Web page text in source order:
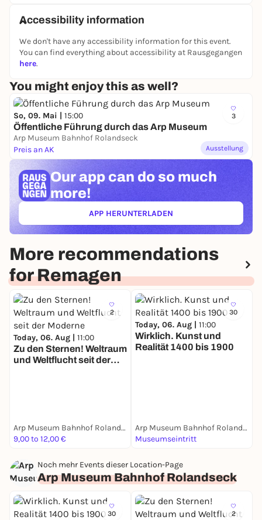
Accessibility information
We don't have any accessibility information for this event.
You can find everything about accessibility at Rausgegangen
here.
You might enjoy this as well?
3
So, 09. Mai | 15:00
Öffentliche Führung durch das Arp Museum
Arp Museum Bahnhof Rolandseck
Preis an AK
Ausstellung
Our app can do so much
more!
APP HERUNTERLADEN(ÖFFNET IN NEUEM TAB)
More recommendations
for Remagen
2
Today, 06. Aug | 11:00
Zu den Sternen! Weltraum
und Weltflucht seit der
Arp Museum Bahnhof Rolandseck
9,00 to 12,00 €
30
Today, 06. Aug | 11:00
Wirklich. Kunst und
Realität 1400 bis 1900
Arp Museum Bahnhof Rolandseck
Museumseintritt
Noch mehr Events dieser Location-Page
Arp Museum Bahnhof Rolandseck
30 2